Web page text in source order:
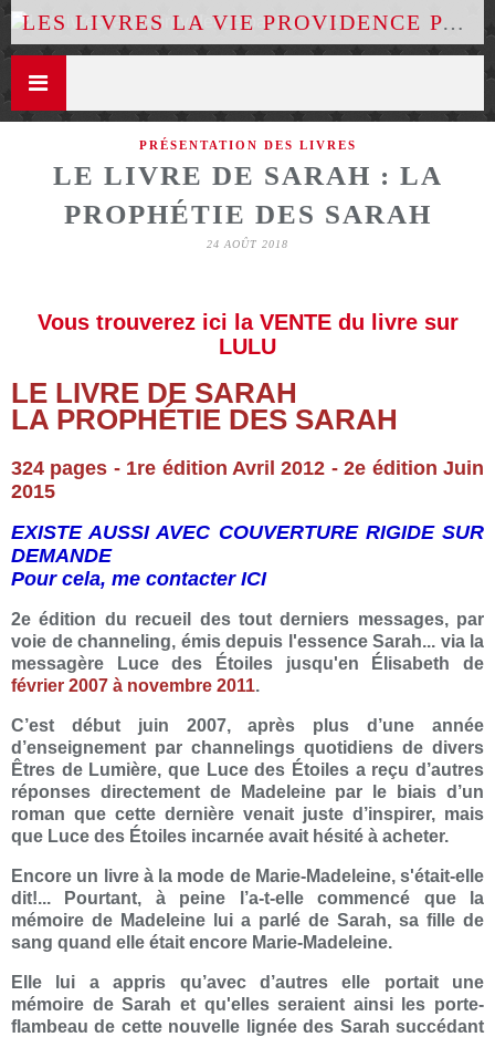
LES LIVRES LA VIE PROVIDENCE PAR LUCE DES ÉTOILES
PRÉSENTATION DES LIVRES
LE LIVRE DE SARAH : LA
PROPHÉTIE DES SARAH
24 AOÛT 2018
Vous trouverez ici la VENTE du livre sur
LULU
LE LIVRE DE SARAH
LA PROPHÉTIE DES SARAH
324 pages - 1re édition Avril 2012 - 2e édition Juin
2015
EXISTE AUSSI AVEC COUVERTURE RIGIDE SUR
DEMANDE
Pour cela, me contacter ICI
2e édition du recueil des tout derniers messages, par
voie de channeling, émis depuis l'essence Sarah... via la
messagère Luce des Étoiles jusqu'en Élisabeth de
février 2007 à novembre 2011.
C’est début juin 2007, après plus d’une année
d’enseignement par channelings quotidiens de divers
Êtres de Lumière, que Luce des Étoiles a reçu d’autres
réponses directement de Madeleine par le biais d’un
roman que cette dernière venait juste d’inspirer, mais
que Luce des Étoiles incarnée avait hésité à acheter.
Encore un livre à la mode de Marie-Madeleine, s'était-elle
dit!... Pourtant, à peine l’a-t-elle commencé que la
mémoire de Madeleine lui a parlé de Sarah, sa fille de
sang quand elle était encore Marie-Madeleine.
Elle lui a appris qu’avec d’autres elle portait une
mémoire de Sarah et qu'elles seraient ainsi les porte-
flambeau de cette nouvelle lignée des Sarah succédant